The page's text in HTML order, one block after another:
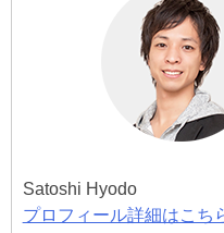
Satoshi Hyodo
プロフィール詳細はこち